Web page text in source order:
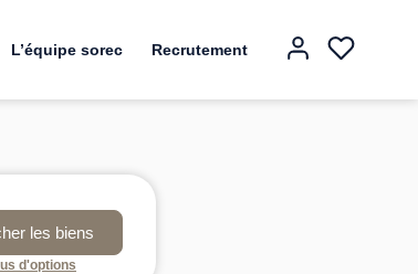
L’équipe sorec Recrutement
d'options